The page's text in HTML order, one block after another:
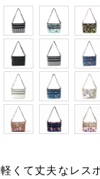
軽くて丈夫なレス